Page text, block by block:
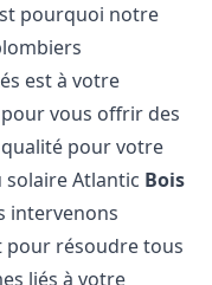
pourquoi notre
est à votre
vous offrir des
pour votre
solaire Atlantic Bois
intervenons
pour résoudre tous
liés à votre